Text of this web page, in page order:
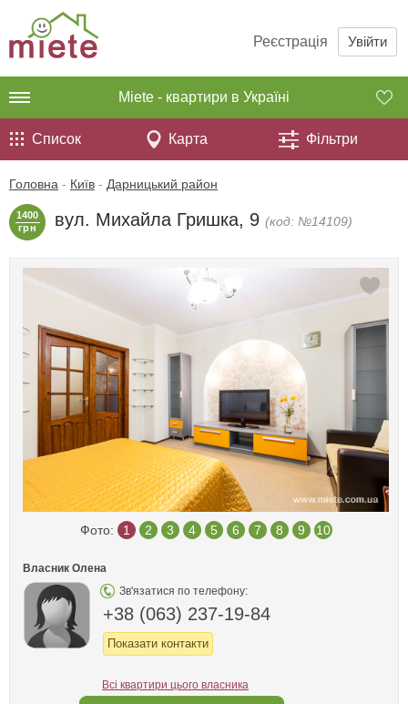
Реєстрація Увійти
Miete - квартири в Україні
Список Карта Фільтри
Головна - Київ - Дарницький район
1400
грн
вул. Михайла Гришка, 9 (код: №14109)
Фото: 1 2 3 4 5 6 7 8 9 10
Власник Олена
Зв'язатися по телефону:
+38 (063) 237-19-84
Показати контакти
Всі квартири цього власника